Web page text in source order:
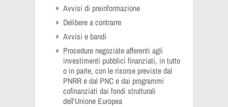
Avvisi di preinformazione
Delibere a contrarre
Avvisi e bandi
Procedure negoziate afferenti agli
investimenti pubblici finanziati, in tutto
o in parte, con le risorse previste dal
PNRR e dal PNC e dai programmi
cofinanziati dai fondi strutturali
dell'Unione Europea